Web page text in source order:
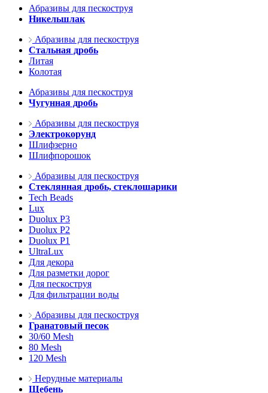
Абразивы для пескоструя
Никельшлак
Абразивы для пескоструя
Стальная дробь
Литая
Колотая
Абразивы для пескоструя
Чугунная дробь
Абразивы для пескоструя
Электрокорунд
Шлифзерно
Шлифпорошок
Абразивы для пескоструя
Стеклянная дробь, стеклошарики
Tech Beads
Lux
Duolux P3
Duolux P2
Duolux P1
UltraLux
Для декора
Для разметки дорог
Для пескоструя
Для фильтрации воды
Абразивы для пескоструя
Гранатовый песок
30/60 Mesh
80 Mesh
120 Mesh
Нерудные материалы
Щебень